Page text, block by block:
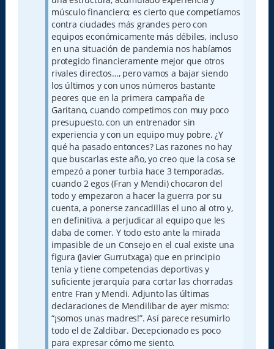
músculo financiero; es cierto que competíamos
contra ciudades más grandes pero con
equipos económicamente más débiles, incluso
en una situación de pandemia nos habíamos
protegido financieramente mejor que otros
rivales directos…, pero vamos a bajar siendo
los últimos y con unos números bastante
peores que en la primera campaña de
Garitano, cuando competimos con muy poco
presupuesto, con un entrenador sin
experiencia y con un equipo muy pobre. ¿Y
qué ha pasado entonces? Las razones no hay
que buscarlas este año, yo creo que la cosa se
empezó a poner turbia hace 3 temporadas,
cuando 2 egos (Fran y Mendi) chocaron del
todo y empezaron a hacer la guerra por su
cuenta, a ponerse zancadillas el uno al otro y,
en definitiva, a perjudicar al equipo que les
daba de comer. Y todo esto ante la mirada
impasible de un Consejo en el cual existe una
figura (Javier Gurrutxaga) que en principio
tenía y tiene competencias deportivas y
suficiente jerarquía para cortar las chorradas
entre Fran y Mendi. Adjunto las últimas
declaraciones de Mendilibar de ayer mismo:
“¡somos unas madres!”. Así parece resumirlo
todo el de Zaldibar. Decepcionado es poco
para expresar cómo me siento.